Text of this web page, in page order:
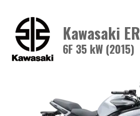
Kawasaki ER
6F 35 kW (2015)